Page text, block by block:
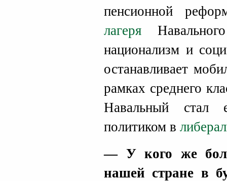
пенсионной
лагеря
национализм и
останавливает
рамках среднего
Навальный стал
политиком в
— У кого же
нашей стране в